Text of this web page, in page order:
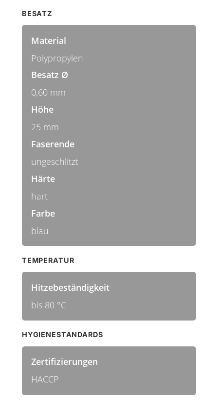
BESATZ
Material
Polypropylen
Besatz Ø
0,60 mm
Höhe
25 mm
Faserende
ungeschlitzt
Härte
hart
Farbe
blau
TEMPERATUR
Hitzebeständigkeit
bis 80 °C
HYGIENESTANDARDS
Zertifizierungen
HACCP